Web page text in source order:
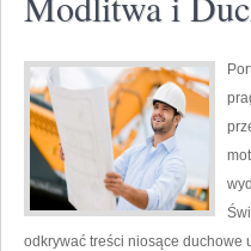
odkrywać treści niosące duchowe